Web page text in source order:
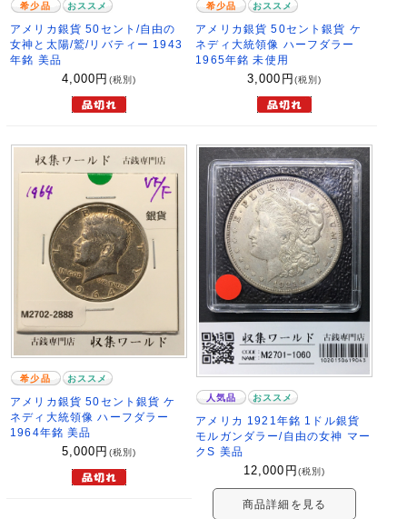
希少品 おススメ
アメリカ銀貨 50セント/自由の
女神と太陽/鷲/リバティー 1943
年銘 美品
4,000 円 (税別)
希少品 おススメ
アメリカ銀貨 50セント銀貨 ケ
ネディ大統領像 ハーフダラー
1965年銘 未使用
3,000 円 (税別)
希少品 おススメ
アメリカ銀貨 50セント銀貨 ケ
ネディ大統領像 ハーフダラー
1964年銘 美品
5,000 円 (税別)
人気品 おススメ
アメリカ 1921年銘 1ドル銀貨
モルガンダラー/自由の女神 マー
クS 美品
12,000 円 (税別)
商品詳細を見る